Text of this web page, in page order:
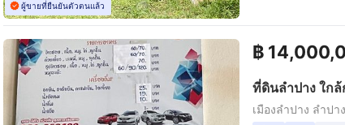
ผู้ขายที่ยืนยันตัวตนแล้ว
฿
ที่ดินลำปาง ใก
เมืองลำปาง ลำปาง